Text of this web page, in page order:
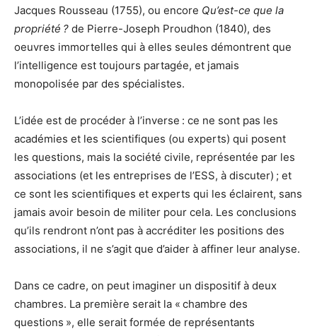
Jacques Rousseau (1755), ou encore Qu’est-ce que la
propriété ? de Pierre-Joseph Proudhon (1840), des
oeuvres immortelles qui à elles seules démontrent que
l’intelligence est toujours partagée, et jamais
monopolisée par des spécialistes.
L’idée est de procéder à l’inverse : ce ne sont pas les
académies et les scientifiques (ou experts) qui posent
les questions, mais la société civile, représentée par les
associations (et les entreprises de l’ESS, à discuter) ; et
ce sont les scientifiques et experts qui les éclairent, sans
jamais avoir besoin de militer pour cela. Les conclusions
qu’ils rendront n’ont pas à accréditer les positions des
associations, il ne s’agit que d’aider à affiner leur analyse.
Dans ce cadre, on peut imaginer un dispositif à deux
chambres. La première serait la « chambre des
questions », elle serait formée de représentants